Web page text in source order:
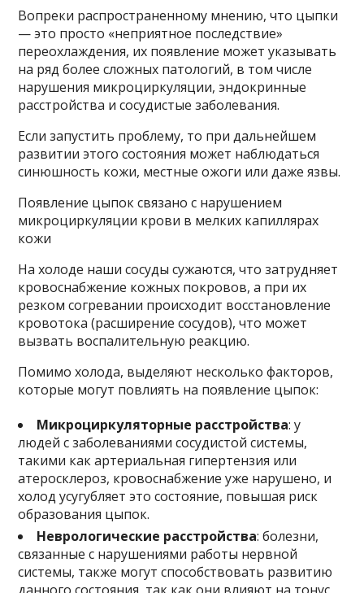
Вопреки распространенному мнению, что цыпки
— это просто «неприятное последствие»
переохлаждения, их появление может указывать
на ряд более сложных патологий, в том числе
нарушения микроциркуляции, эндокринные
расстройства и сосудистые заболевания.
Если запустить проблему, то при дальнейшем
развитии этого состояния может наблюдаться
синюшность кожи, местные ожоги или даже язвы.
Появление цыпок связано с нарушением
микроциркуляции крови в мелких капиллярах
кожи
На холоде наши сосуды сужаются, что затрудняет
кровоснабжение кожных покровов, а при их
резком согревании происходит восстановление
кровотока (расширение сосудов), что может
вызвать воспалительную реакцию.
Помимо холода, выделяют несколько факторов,
которые могут повлиять на появление цыпок:
Микроциркуляторные расстройства: у
людей с заболеваниями сосудистой системы,
такими как артериальная гипертензия или
атеросклероз, кровоснабжение уже нарушено, и
холод усугубляет это состояние, повышая риск
образования цыпок.
Неврологические расстройства: болезни,
связанные с нарушениями работы нервной
системы, также могут способствовать развитию